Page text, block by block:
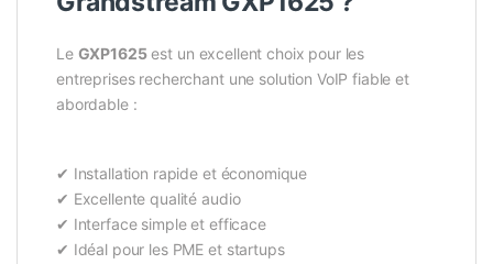
Le GXP1625est un excellent choix pour les
entreprises recherchant une solution VoIP fiable et
abordable :
✔ Installation rapide et économique
✔ Excellente qualité audio
✔ Interface simple et efficace
✔ Idéal pour les PME et startups